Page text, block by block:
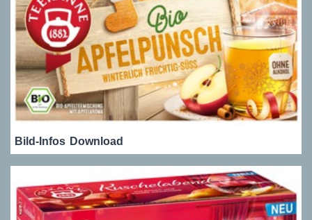
Bild-Infos Download